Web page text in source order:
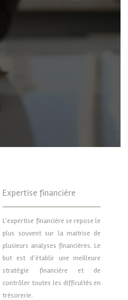
Expertise financière
L’expertise financière se repose le
plus souvent sur la maitrise de
plusieurs analyses financières. Le
but est d’établir une meilleure
stratégie financière et de
contrôler toutes les difficultés en
trésorerie.